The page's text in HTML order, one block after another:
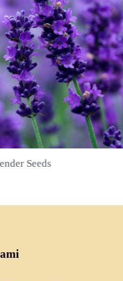
SZYBKI PODGLĄD
Seeds